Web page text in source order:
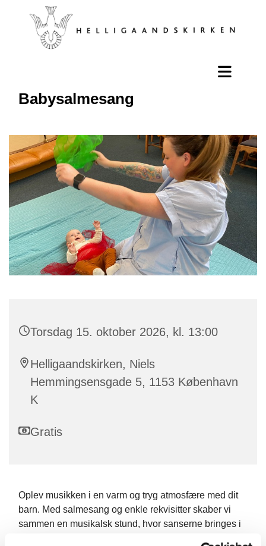
Babysalmesang
Torsdag 15. oktober 2026, kl. 13:00
Helligaandskirken, Niels
Hemmingsensgade 5, 1153 København
K
Gratis
Oplev musikken i en varm og tryg atmosfære med dit
barn. Med salmesang og enkle rekvisitter skaber vi
sammen en musikalsk stund, hvor sanserne bringes i